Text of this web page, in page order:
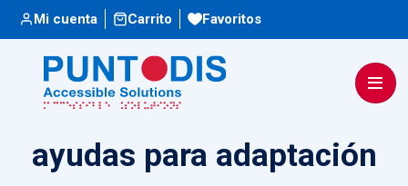
Mi cuenta Carrito Favoritos
ayudas para adaptación